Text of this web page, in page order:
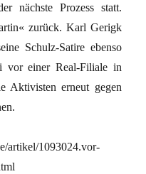
nächste Prozess statt.
zurück. Karl Gerigk
Schulz-Satire ebenso
vor einer Real-Filiale in
Aktivisten erneut gegen
artikel/1093024.vor-